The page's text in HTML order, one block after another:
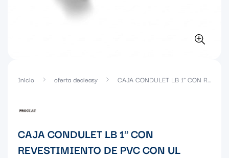
Inicio oferta dealeasy CAJA CONDULET LB 1" CON REVESTIMIENTO DE PVC CON UL
CAJA CONDULET LB 1" CON
REVESTIMIENTO DE PVC CON UL